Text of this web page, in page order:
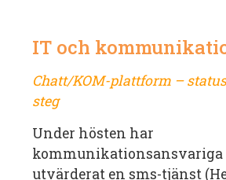
IT och
Chatt/KOM-plattform –
steg
Under hösten har
kommunikationsansvariga
utvärderat en sms-tjänst